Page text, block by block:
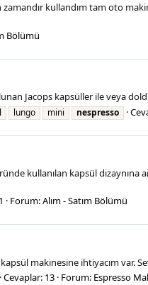
kullandım tam oto
Bölümü
Jacops kapsüller ile veya
lungo mini nespresso
kullanılan kapsül
Forum:Alım - Satım Bölümü
makinesine ihtiyacım var.
Cevaplar: 13 Forum: Espresso